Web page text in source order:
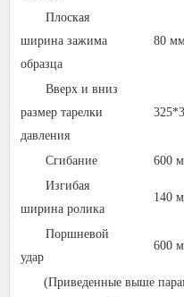
Плоская
ширина зажима
образца
80
Вверх и вниз
размер тарелки
давления
Сгибание
600
Изгибая
ширина ролика
140
Поршневой
удар
600
(Приведенные выше